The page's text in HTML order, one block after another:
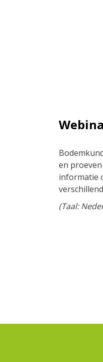
en
informatie
(Taal: